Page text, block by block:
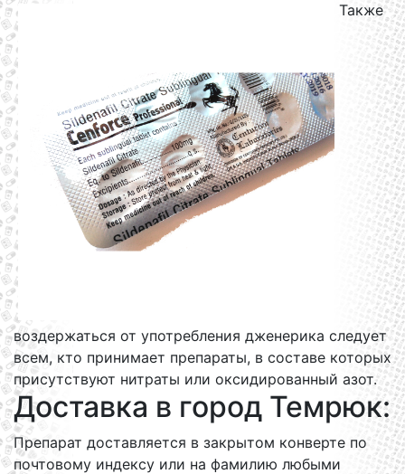
Также
воздержаться от употребления дженерика следует
всем, кто принимает препараты, в составе которых
присутствуют нитраты или оксидированный азот.
Доставка в город Темрюк:
Препарат доставляется в закрытом конверте по
почтовому индексу или на фамилию любыми